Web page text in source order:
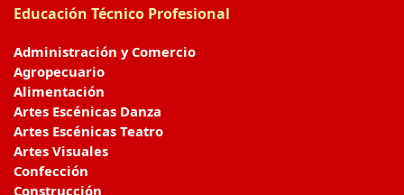
Educación Técnico Profesional
Administración y Comercio
Agropecuario
Alimentación
Artes Escénicas Danza
Artes Escénicas Teatro
Artes Visuales
Confección
Construcción